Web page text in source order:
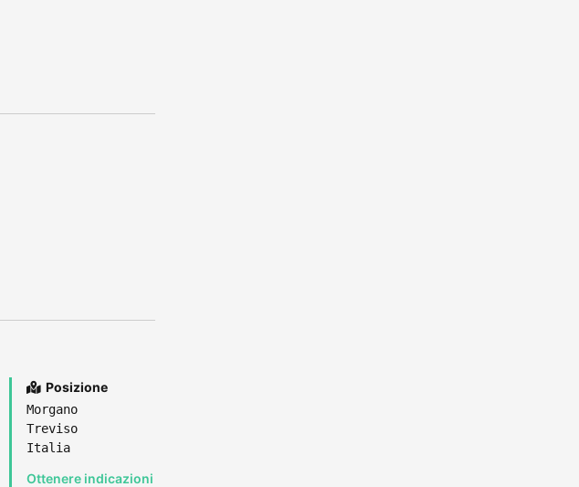
Posizione
Morgano
Treviso
Italia
Ottenere indicazioni